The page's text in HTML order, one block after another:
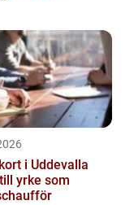
i Uddevalla
yrke som